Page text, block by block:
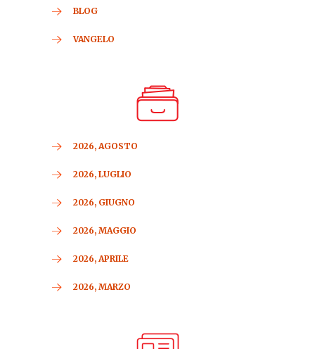
BLOG
VANGELO
2026, AGOSTO
2026, LUGLIO
2026, GIUGNO
2026, MAGGIO
2026, APRILE
2026, MARZO